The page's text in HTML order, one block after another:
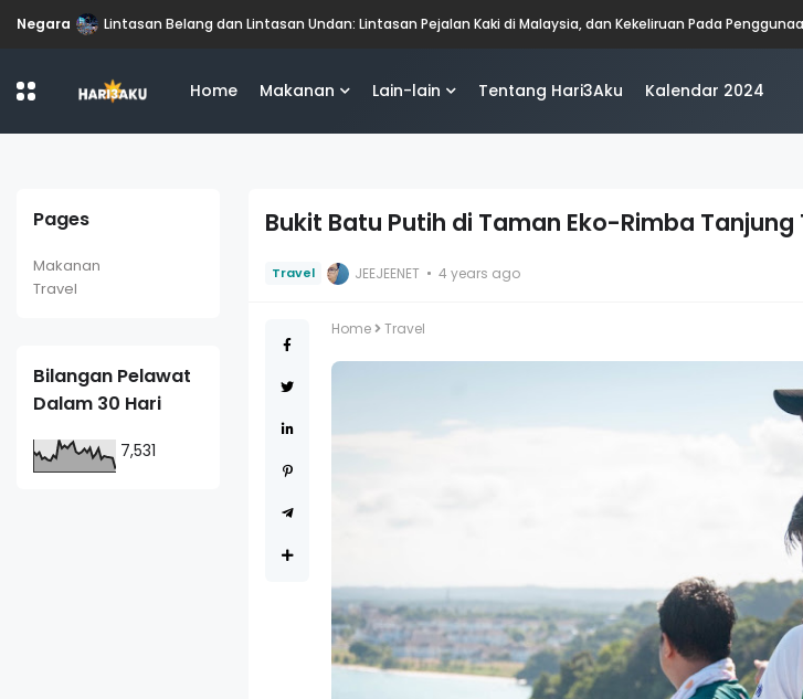
Negara Lintasan Belang dan Lintasan Undan: Lintasan Pejalan Kaki di Malaysia, dan Kekeliruan Pada
Home Makanan Lain-lain Tentang Hari3Aku Kalendar 2024
Pages
Makanan
Travel
Bilangan Pelawat
Dalam 30 Hari
7,531
Bukit Batu Putih di Taman Eko-Rimba Tanjung
Travel JEEJEENET 4 years ago
Home Travel